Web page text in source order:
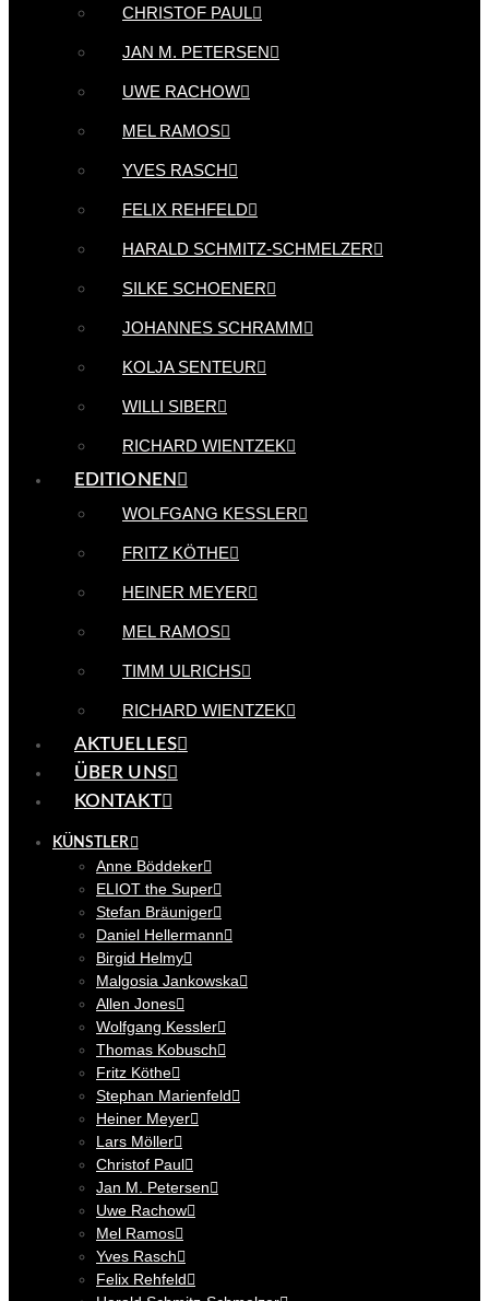
CHRISTOF PAUL
JAN M. PETERSEN
UWE RACHOW
MEL RAMOS
YVES RASCH
FELIX REHFELD
HARALD SCHMITZ-SCHMELZER
SILKE SCHOENER
JOHANNES SCHRAMM
KOLJA SENTEUR
WILLI SIBER
RICHARD WIENTZEK
EDITIONEN
WOLFGANG KESSLER
FRITZ KÖTHE
HEINER MEYER
MEL RAMOS
TIMM ULRICHS
RICHARD WIENTZEK
AKTUELLES
ÜBER UNS
KONTAKT
KÜNSTLER
Anne Böddeker
ELIOT the Super
Stefan Bräuniger
Daniel Hellermann
Birgid Helmy
Malgosia Jankowska
Allen Jones
Wolfgang Kessler
Thomas Kobusch
Fritz Köthe
Stephan Marienfeld
Heiner Meyer
Lars Möller
Christof Paul
Jan M. Petersen
Uwe Rachow
Mel Ramos
Yves Rasch
Felix Rehfeld